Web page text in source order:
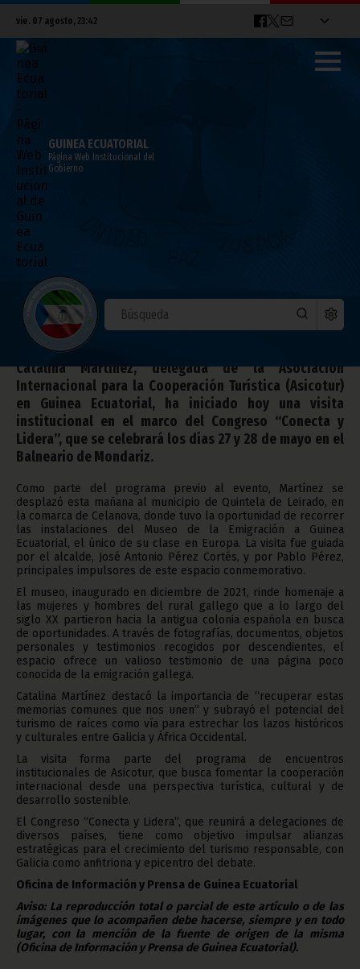
vie. 07 agosto, 23:42
GUINEA ECUATORIAL
Página Web Institucional del
Gobierno
Catalina Martínez visita el Museo de la
Emigración en Quintela de Leirado
mayo 26, 2025
Cultura
Catalina Martínez, delegada de la Asociación
Internacional para la Cooperación Turística (Asicotur)
en Guinea Ecuatorial, ha iniciado hoy una visita
institucional en el marco del Congreso “Conecta y
Lidera”, que se celebrará los días 27 y 28 de mayo en el
Balneario de Mondariz.
Como parte del programa previo al evento, Martínez se
desplazó esta mañana al municipio de Quintela de Leirado, en
la comarca de Celanova, donde tuvo la oportunidad de recorrer
las instalaciones del Museo de la Emigración a Guinea
Ecuatorial, el único de su clase en Europa. La visita fue guiada
por el alcalde, José Antonio Pérez Cortés, y por Pablo Pérez,
principales impulsores de este espacio conmemorativo.
El museo, inaugurado en diciembre de 2021, rinde homenaje a
las mujeres y hombres del rural gallego que a lo largo del
siglo XX partieron hacia la antigua colonia española en busca
de oportunidades. A través de fotografías, documentos, objetos
personales y testimonios recogidos por descendientes, el
espacio ofrece un valioso testimonio de una página poco
conocida de la emigración gallega.
Catalina Martínez destacó la importancia de “recuperar estas
memorias comunes que nos unen” y subrayó el potencial del
turismo de raíces como vía para estrechar los lazos históricos
y culturales entre Galicia y África Occidental.
La visita forma parte del programa de encuentros
institucionales de Asicotur, que busca fomentar la cooperación
internacional desde una perspectiva turística, cultural y de
desarrollo sostenible.
El Congreso “Conecta y Lidera”, que reunirá a delegaciones de
diversos países, tiene como objetivo impulsar alianzas
estratégicas para el crecimiento del turismo responsable, con
Galicia como anfitriona y epicentro del debate.
Oficina de Información y Prensa de Guinea Ecuatorial
Aviso: La reproducción total o parcial de este artículo o de las
imágenes que lo acompañen debe hacerse, siempre y en todo
lugar, con la mención de la fuente de origen de la misma
(Oficina de Información y Prensa de Guinea Ecuatorial).